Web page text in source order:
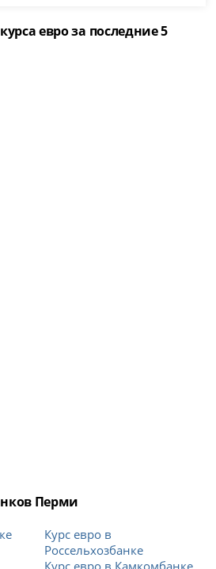
евро за последние 5
Перми
Курс евро в
Россельхозбанке
Курс евро в Камкомбанке